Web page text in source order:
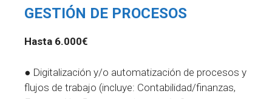
GESTIÓN DE PROCESOS
Hasta 6.000€
● Digitalización y/o automatización de procesos y
flujos de trabajo (incluye: Contabilidad/finanzas,